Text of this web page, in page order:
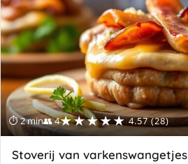
⏱ 2 min👥 4★★★★★ 4.57 (28)
Stoverij van varkenswangetjes